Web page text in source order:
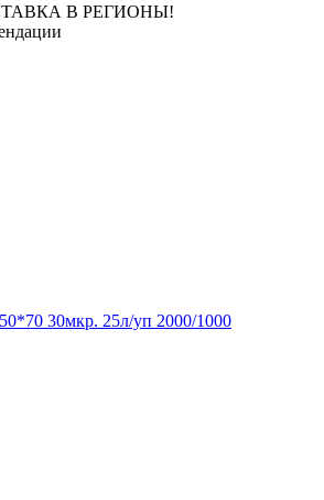
В РЕГИОНЫ!
30мкр. 25л/уп 2000/1000